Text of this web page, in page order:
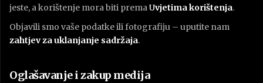
jeste, a korištenje mora biti premaUvjetima korištenja.
Objavili smo vaše podatke ili fotografiju – uputite nam
zahtjev za uklanjanje sadržaja.
Oglašavanje i zakup medija